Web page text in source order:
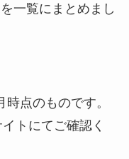
一覧にまとめまし
点のものです。
トにてご確認く